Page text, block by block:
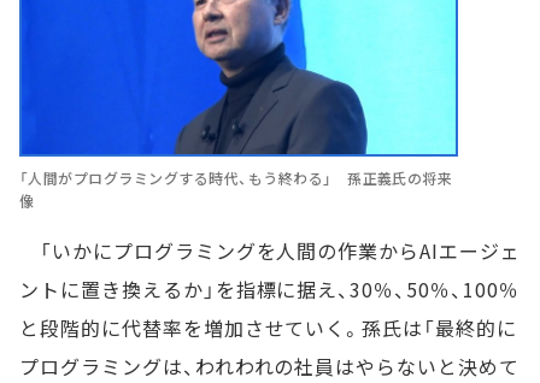
「人間がプログラミングする時代、もう終わる」 孫正義氏の将来
像
「いかにプログラミングを人間の作業からAIエージェ
ントに置き換えるか」を指標に据え、30％、50％、100％
と段階的に代替率を増加させていく。孫氏は「最終的に
プログラミングは、われわれの社員はやらないと決めて